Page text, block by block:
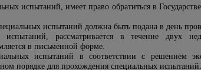
испытаний, имеет право обратиться в
испытаний должна быть подана в день
рассматривается в течение двух
в письменной форме.
испытаний в соответствии с решением
порядке для прохождения специальных испытаний.